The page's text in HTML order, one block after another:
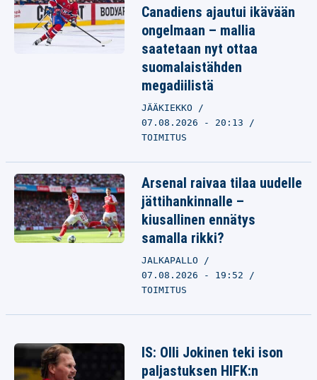
Canadiens ajautui ikävään
ongelmaan – mallia
saatetaan nyt ottaa
suomalaistähden
megadiilistä
JÄÄKIEKKO
07.08.2026 - 20:13
TOIMITUS
Arsenal raivaa tilaa uudelle
jättihankinnalle –
kiusallinen ennätys
samalla rikki?
JALKAPALLO
07.08.2026 - 19:52
TOIMITUS
IS: Olli Jokinen teki ison
paljastuksen HIFK:n